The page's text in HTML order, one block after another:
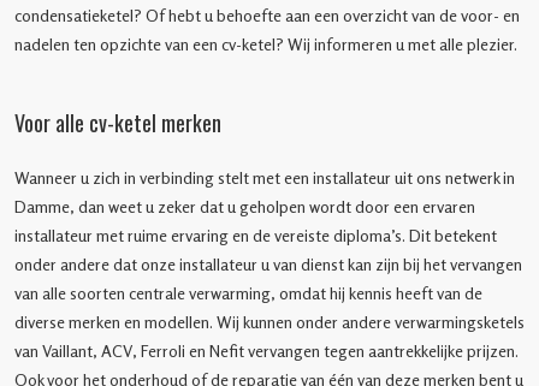
condensatieketel? Of hebt u behoefte aan een overzicht van de voor- en
nadelen ten opzichte van een cv-ketel? Wij informeren u met alle plezier.
Voor alle cv-ketel merken
Wanneer u zich in verbinding stelt met een installateur uit ons netwerk in
Damme, dan weet u zeker dat u geholpen wordt door een ervaren
installateur met ruime ervaring en de vereiste diploma’s. Dit betekent
onder andere dat onze installateur u van dienst kan zijn bij het vervangen
van alle soorten centrale verwarming, omdat hij kennis heeft van de
diverse merken en modellen. Wij kunnen onder andere verwarmingsketels
van Vaillant, ACV, Ferroli en Nefit vervangen tegen aantrekkelijke prijzen.
Ook voor het onderhoud of de reparatie van één van deze merken bent u